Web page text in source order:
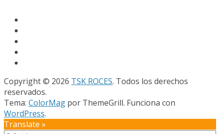
Copyright © 2026 TSK ROCES. Todos los derechos
reservados.
Tema: ColorMag por ThemeGrill. Funciona con
WordPress.
Translate »